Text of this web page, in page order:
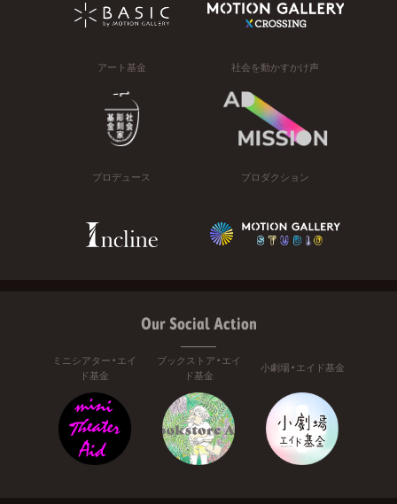
アート基金 社会を動かすかけ声
プロデュース プロダクション
Our Social Action
ミニシアター・エイ
ド基金
ブックストア・エイ
ド基金
小劇場・エイド基金